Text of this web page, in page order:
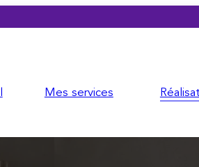
Mes services